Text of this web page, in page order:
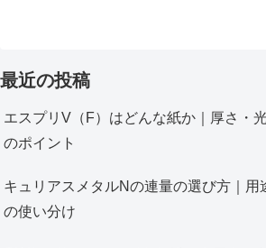
最近の投稿
エスプリV（F）はどんな紙か｜厚さ・
のポイント
キュリアスメタルNの連量の選び方｜用
の使い分け